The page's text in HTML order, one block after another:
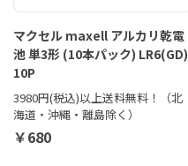
マクセル maxell アルカリ乾電
池 単3形 (10本パック) LR6(GD)
10P
3980円(税込)以上送料無料！（北
海道・沖縄・離島除く）
￥680